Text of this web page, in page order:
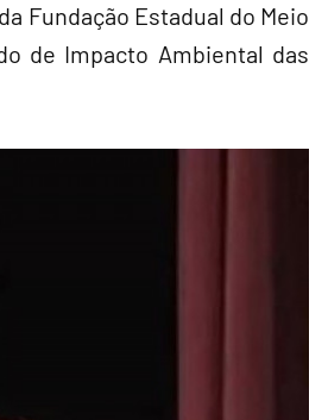
Fundação Estadual do Meio
de Impacto Ambiental das